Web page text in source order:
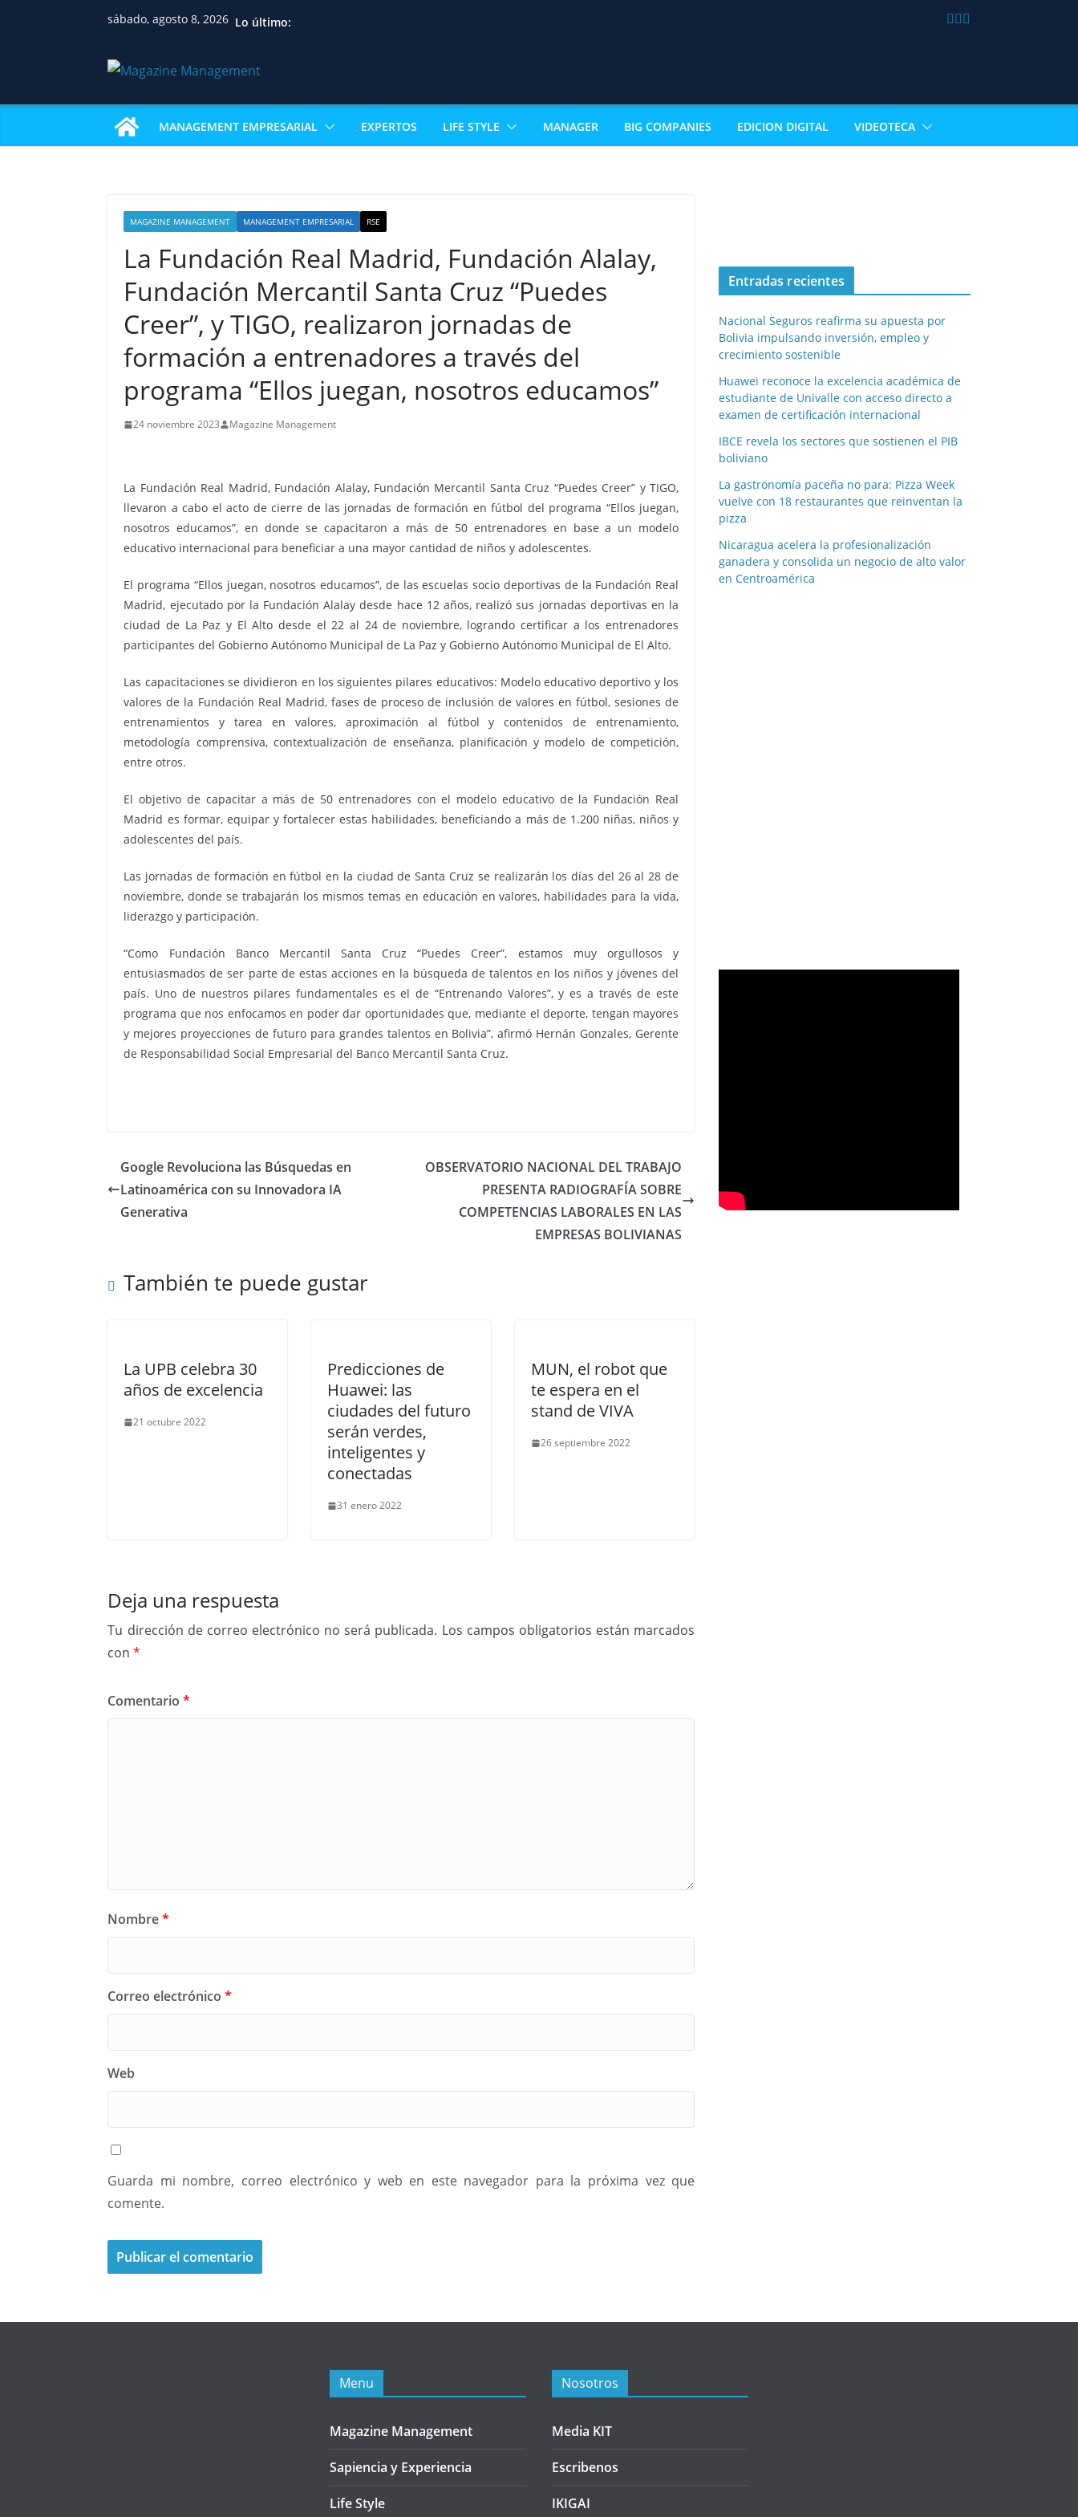
sábado, agosto 8, 2026 Lo último:
MANAGEMENT EMPRESARIAL EXPERTOS LIFE STYLE MANAGER BIG COMPANIES EDICION DIGITAL VIDEOTECA
MAGAZINE MANAGEMENT MANAGEMENT EMPRESARIAL RSE
La Fundación Real Madrid, Fundación Alalay,
Fundación Mercantil Santa Cruz “Puedes
Creer”, y TIGO, realizaron jornadas de
formación a entrenadores a través del
programa “Ellos juegan, nosotros educamos”
24 noviembre 2023 Magazine Management
La Fundación Real Madrid, Fundación Alalay, Fundación Mercantil Santa Cruz “Puedes Creer” y TIGO,
llevaron a cabo el acto de cierre de las jornadas de formación en fútbol del programa “Ellos juegan,
nosotros educamos”, en donde se capacitaron a más de 50 entrenadores en base a un modelo
educativo internacional para beneficiar a una mayor cantidad de niños y adolescentes.
El programa “Ellos juegan, nosotros educamos”, de las escuelas socio deportivas de la Fundación Real
Madrid, ejecutado por la Fundación Alalay desde hace 12 años, realizó sus jornadas deportivas en la
ciudad de La Paz y El Alto desde el 22 al 24 de noviembre, logrando certificar a los entrenadores
participantes del Gobierno Autónomo Municipal de La Paz y Gobierno Autónomo Municipal de El Alto.
Las capacitaciones se dividieron en los siguientes pilares educativos: Modelo educativo deportivo y los
valores de la Fundación Real Madrid, fases de proceso de inclusión de valores en fútbol, sesiones de
entrenamientos y tarea en valores, aproximación al fútbol y contenidos de entrenamiento,
metodología comprensiva, contextualización de enseñanza, planificación y modelo de competición,
entre otros.
El objetivo de capacitar a más de 50 entrenadores con el modelo educativo de la Fundación Real
Madrid es formar, equipar y fortalecer estas habilidades, beneficiando a más de 1.200 niñas, niños y
adolescentes del país.
Las jornadas de formación en fútbol en la ciudad de Santa Cruz se realizarán los días del 26 al 28 de
noviembre, donde se trabajarán los mismos temas en educación en valores, habilidades para la vida,
liderazgo y participación.
“Como Fundación Banco Mercantil Santa Cruz “Puedes Creer”, estamos muy orgullosos y
entusiasmados de ser parte de estas acciones en la búsqueda de talentos en los niños y jóvenes del
país. Uno de nuestros pilares fundamentales es el de “Entrenando Valores”, y es a través de este
programa que nos enfocamos en poder dar oportunidades que, mediante el deporte, tengan mayores
y mejores proyecciones de futuro para grandes talentos en Bolivia”, afirmó Hernán Gonzales, Gerente
de Responsabilidad Social Empresarial del Banco Mercantil Santa Cruz.
Google Revoluciona las Búsquedas en
Latinoamérica con su Innovadora IA
Generativa
OBSERVATORIO NACIONAL DEL TRABAJO
PRESENTA RADIOGRAFÍA SOBRE
COMPETENCIAS LABORALES EN LAS
EMPRESAS BOLIVIANAS
También te puede gustar
La UPB celebra 30
años de excelencia
21 octubre 2022
Predicciones de
Huawei: las
ciudades del futuro
serán verdes,
inteligentes y
conectadas
31 enero 2022
MUN, el robot que
te espera en el
stand de VIVA
26 septiembre 2022
Deja una respuesta
Tu dirección de correo electrónico no será publicada. Los campos obligatorios están marcados
con*
Comentario*
Nombre*
Correo electrónico*
Web
Guarda mi nombre, correo electrónico y web en este navegador para la próxima vez que
comente.
Entradas recientes
Nacional Seguros reafirma su apuesta por
Bolivia impulsando inversión, empleo y
crecimiento sostenible
Huawei reconoce la excelencia académica de
estudiante de Univalle con acceso directo a
examen de certificación internacional
IBCE revela los sectores que sostienen el PIB
boliviano
La gastronomía paceña no para: Pizza Week
vuelve con 18 restaurantes que reinventan la
pizza
Nicaragua acelera la profesionalización
ganadera y consolida un negocio de alto valor
en Centroamérica
Menu
Magazine Management
Sapiencia y Experiencia
Life Style
Nosotros
Media KIT
Escribenos
IKIGAI